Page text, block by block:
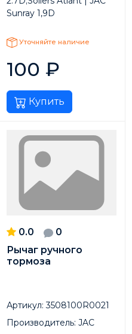
Sunray 1,9D
Уточняйте наличие
100 ₽
Купить
0.0
0
Рычаг ручного
тормоза
Артикул: 3508100R0021
Производитель: JAC